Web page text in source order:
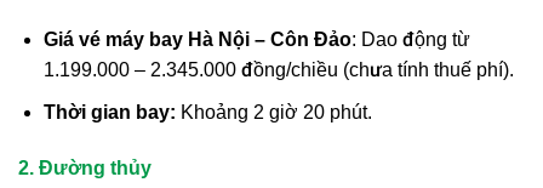
Giá vé máy bay Hà Nội – Côn Đảo: Dao động từ
1.199.000 – 2.345.000 đồng/chiều (chưa tính thuế phí).
Thời gian bay: Khoảng 2 giờ 20 phút.
2. Đường thủy